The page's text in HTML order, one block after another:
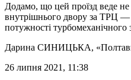
Додамо, що цей проїзд веде не
внутрішнього двору за ТРЦ —
потужності турбомеханічного
Дарина СИНИЦЬКА,
26 липня 2021, 11:38